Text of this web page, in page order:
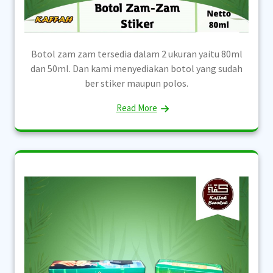
Botol zam zam tersedia dalam 2 ukuran yaitu 80ml
dan 50ml. Dan kami menyediakan botol yang sudah
ber stiker maupun polos.
Read More